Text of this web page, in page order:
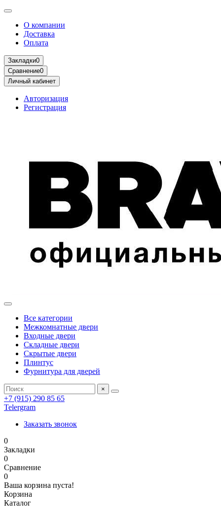
О компании
Доставка
Оплата
Закладки0
Сравнение0
Личный кабинет
Авторизация
Регистрация
Все категории
Межкомнатные двери
Входные двери
Складные двери
Скрытые двери
Плинтус
Фурнитура для дверей
×
+7 (915) 290 85 65
Telergram
Заказать звонок
0
Закладки
0
Сравнение
0
Ваша корзина пуста!
Корзина
Каталог